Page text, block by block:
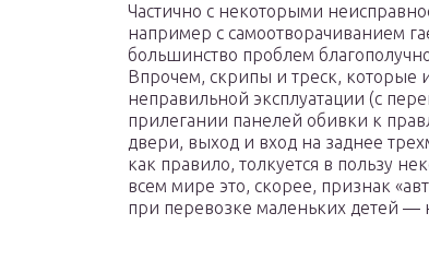
Частично с некоторыми
например с самоотворачиванием
большинство проблем
Впрочем, скрипы и треск, которые
неправильной эксплуатации (с
прилегании панелей обивки к
двери, выход и вход на заднее
как правило, толкуется в пользу
всем мире это, скорее, признак
при перевозке маленьких детей —